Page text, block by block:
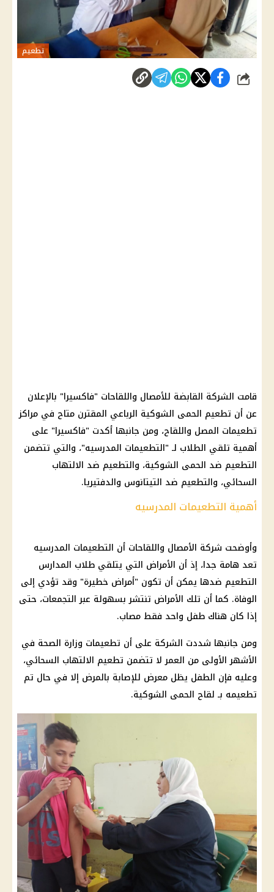
تطعيم
شارك
قامت الشركة القابضة للأمصال واللقاحات "فاكسيرا" بالإعلان
عن أن تطعيم الحمى الشوكية الرباعي المقترن متاح في مراكز
تطعيمات المصل واللقاح، ومن جانبها أكدت "فاكسيرا" على
أهمية تلقي الطلاب لـ "التطعيمات المدرسيه"، والتي تتضمن
التطعيم ضد الحمى الشوكية، والتطعيم ضد الالتهاب
السحائي، والتطعيم ضد التيتانوس والدفتيريا.
أهمية التطعيمات المدرسيه
وأوضحت شركة الأمصال واللقاحات أن التطعيمات المدرسيه
تعد هامة جدا، إذ أن الأمراض التي يتلقي طلاب المدارس
التطعيم ضدها يمكن أن تكون "أمراض خطيرة" وقد تؤدي إلى
الوفاة. كما أن تلك الأمراض تنتشر بسهولة عبر التجمعات، حتى
إذا كان هناك طفل واحد فقط مصاب.
ومن جانبها شددت الشركة على أن تطعيمات وزارة الصحة في
الأشهر الأولى من العمر لا تتضمن تطعيم الالتهاب السحائي،
وعليه فإن الطفل يظل معرض للإصابة بالمرض إلا في حال تم
تطعيمه بـ لقاح الحمى الشوكية.